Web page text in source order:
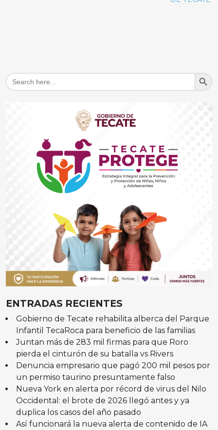
Search
for:
Search
ENTRADAS RECIENTES
Gobierno de Tecate rehabilita alberca del Parque
Infantil TecaRoca para beneficio de las familias
Juntan más de 283 mil firmas para que Roro
pierda el cinturón de su batalla vs Rivers
Denuncia empresario que pagó 200 mil pesos por
un permiso taurino presuntamente falso
Nueva York en alerta por récord de virus del Nilo
Occidental: el brote de 2026 llegó antes y ya
duplica los casos del año pasado
Así funcionará la nueva alerta de contenido de IA